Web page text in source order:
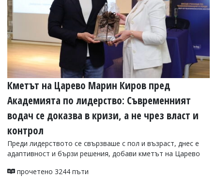
не
носи
отговорност
за
тях!
Ако
откриете
обиден
вас
коментар,
моля
сигнализирайте
ни!
Кметът на Царево Марин Киров пред
Академията по лидерство: Съвременният
водач се доказва в кризи, а не чрез власт и
контрол
Преди лидерството се свързваше с пол и възраст, днес е
адаптивност и бързи решения, добави кметът на Царево
прочетено 3244 пъти